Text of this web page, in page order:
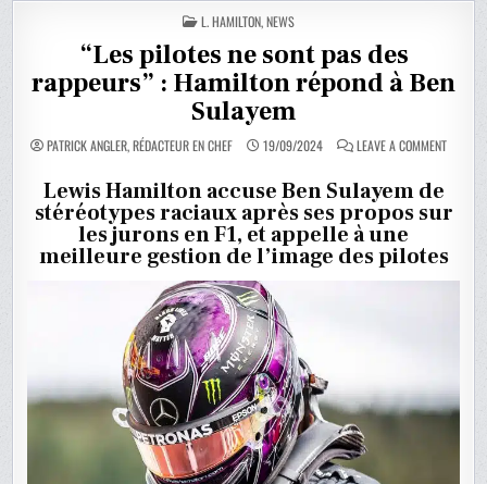
POSTED
IN
L. HAMILTON,NEWS
“Les pilotes ne sont pas des
rappeurs” : Hamilton répond à Ben
Sulayem
PATRICK ANGLER, RÉDACTEUR EN CHEF 19/09/2024 LEAVE A COMMENTON
“LES
PAS
DES
:
Lewis Hamilton accuse Ben Sulayem de
stéréotypes raciaux après ses propos sur
les jurons en F1, et appelle à une
meilleure gestion de l’image des pilotes